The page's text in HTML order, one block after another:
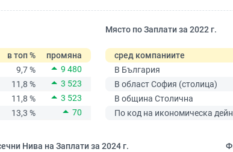
в топ %
промяна
9,7 %
9 480
11,8 %
3 523
11,8 %
3 523
13,3 % 70
Място по Заплати за 2022 г.
сред компаниите
В България
В област София (столица)
В община Столична
По код на икономическа
Нива на Заплати за 2024 г.